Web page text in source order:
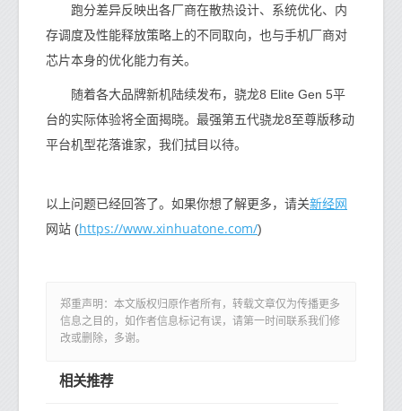
跑分差异反映出各厂商在散热设计、系统优化、内
存调度及性能释放策略上的不同取向，也与手机厂商对
芯片本身的优化能力有关。
随着各大品牌新机陆续发布，骁龙8 Elite Gen 5平
台的实际体验将全面揭晓。最强第五代骁龙8至尊版移动
平台机型花落谁家，我们拭目以待。
以上问题已经回答了。如果你想了解更多，请关新经网
网站 (https://www.xinhuatone.com/)
郑重声明：本文版权归原作者所有，转载文章仅为传播更多
信息之目的，如作者信息标记有误，请第一时间联系我们修
改或删除，多谢。
相关推荐